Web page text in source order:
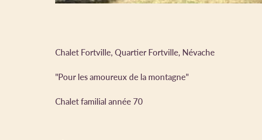
Chalet Fortville, Quartier Fortville, Névache
"Pour les amoureux de la montagne"
Chalet familial année 70